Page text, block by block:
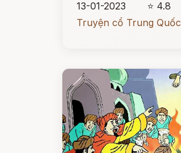
13-01-2023
⭐ 4.8
Truyện cổ Trung Quốc